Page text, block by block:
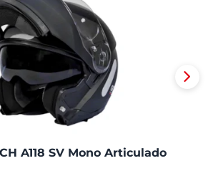
A118 SV Mono Articulado